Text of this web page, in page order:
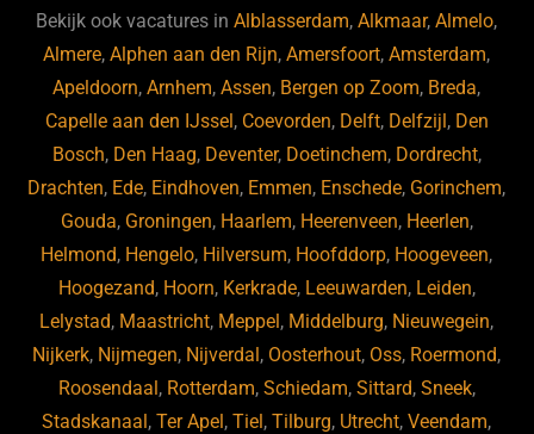
b
o
o
k
ky dI
n
Bekijk ook vacatures inAlblasserdam,Alkmaar,Almelo,
Almere,Alphen aan den Rijn,Amersfoort,Amsterdam,
Apeldoorn,Arnhem,Assen, Bergen op Zoom, Breda,
Capelle aan den IJssel , Coevorden, Delft, Delfzijl , Den
Bosch, Den Haag, Deventer, Doetinchem, Dordrecht,
Drachten, Ede, Eindhoven, Emmen, Enschede, Gorinchem,
Gouda, Groningen, Haarlem, Heerenveen, Heerlen,
Helmond, Hengelo, Hilversum, Hoofddorp, Hoogeveen,
Hoogezand, Hoorn, Kerkrade, Leeuwarden, Leiden,
Lelystad, Maastricht, Meppel , Middelburg, Nieuwegein,
Nijkerk, Nijmegen, Nijverdal , Oosterhout, Oss, Roermond,
Roosendaal , Rotterdam, Schiedam, Sittard, Sneek,
Stadskanaal ,Ter Apel ,Tiel ,Tilburg, Utrecht,Veendam,